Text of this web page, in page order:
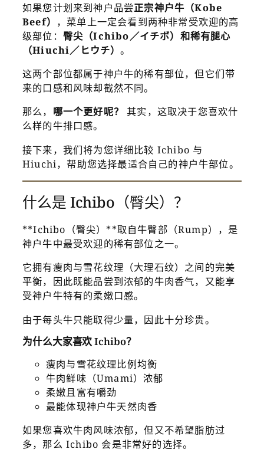
如果您计划来到神户品尝正宗神户牛（Kobe
Beef） ，菜单上一定会看到两种非常受欢迎的高
级部位： 臀尖（Ichibo／イチボ）和稀有腿心
（Hiuchi／ヒウチ）。
这两个部位都属于神户牛的稀有部位，但它们带
来的口感和风味却截然不同。
那么， 哪一个更好呢？
其实，这取决于您喜欢什
么样的牛排口感。
接下来，我们将为您详细比较 Ichibo 与
Hiuchi，帮助您选择最适合自己的神户牛部位。
什么是 Ichibo（臀尖）？
**Ichibo（臀尖）**取自牛臀部（Rump），是
神户牛中最受欢迎的稀有部位之一。
它拥有瘦肉与雪花纹理（大理石纹）之间的完美
平衡，因此既能品尝到浓郁的牛肉香气，又能享
受神户牛特有的柔嫩口感。
由于每头牛只能取得少量，因此十分珍贵。
为什么大家喜欢 Ichibo？
瘦肉与雪花纹理比例均衡
牛肉鲜味（Umami）浓郁
柔嫩且富有嚼劲
最能体现神户牛天然肉香
如果您喜欢牛肉风味浓郁，但又不希望脂肪过
多，那么 Ichibo 会是非常好的选择。